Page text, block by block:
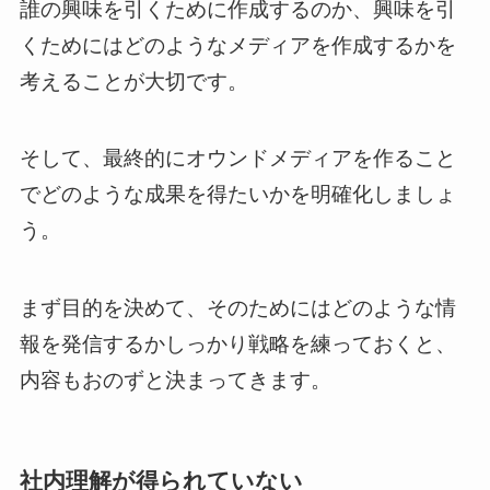
誰の興味を引くために作成するのか、興味を引
くためにはどのようなメディアを作成するかを
考えることが大切です。
そして、最終的にオウンドメディアを作ること
でどのような成果を得たいかを明確化しましょ
う。
まず目的を決めて、そのためにはどのような情
報を発信するかしっかり戦略を練っておくと、
内容もおのずと決まってきます。
社内理解が得られていない